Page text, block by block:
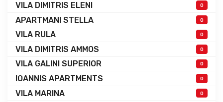
VILA DIMITRIS ELENI 0
APARTMANI STELLA 0
VILA RULA 0
VILA DIMITRIS AMMOS 0
VILA GALINI SUPERIOR 0
IOANNIS APARTMENTS 0
VILA MARINA 0